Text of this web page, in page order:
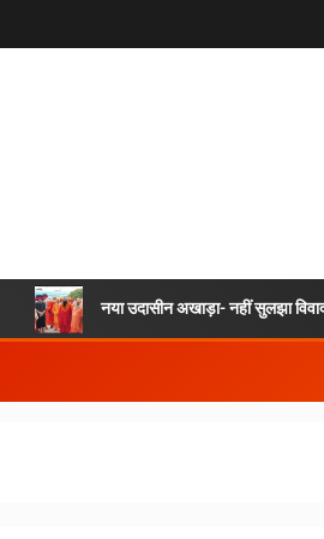
नया उदासीन अखाड़ा- नहीं सुलझा